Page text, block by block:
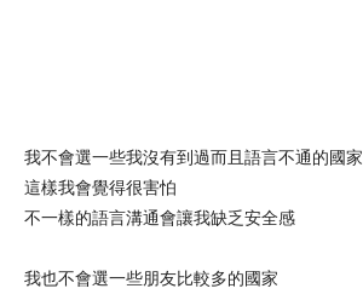
我不會選一些我沒有到過而且語言不通的國家
這樣我會覺得很害怕
不一樣的語言溝通會讓我缺乏安全感
我也不會選一些朋友比較多的國家